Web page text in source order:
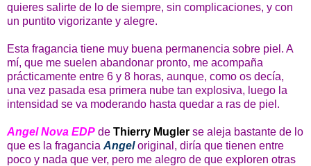
quieres salirte de lo de siempre, sin complicaciones, y con
un puntito vigorizante y alegre.
Esta fragancia tiene muy buena permanencia sobre piel. A
mí, que me suelen abandonar pronto, me acompaña
prácticamente entre 6 y 8 horas, aunque, como os decía,
una vez pasada esa primera nube tan explosiva, luego la
intensidad se va moderando hasta quedar a ras de piel.
Angel Nova EDP de Thierry Mugler se aleja bastante de lo
que es la fragancia Angeloriginal, diría que tienen entre
poco y nada que ver, pero me alegro de que exploren otras